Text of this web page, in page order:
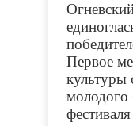
Первое
молодого